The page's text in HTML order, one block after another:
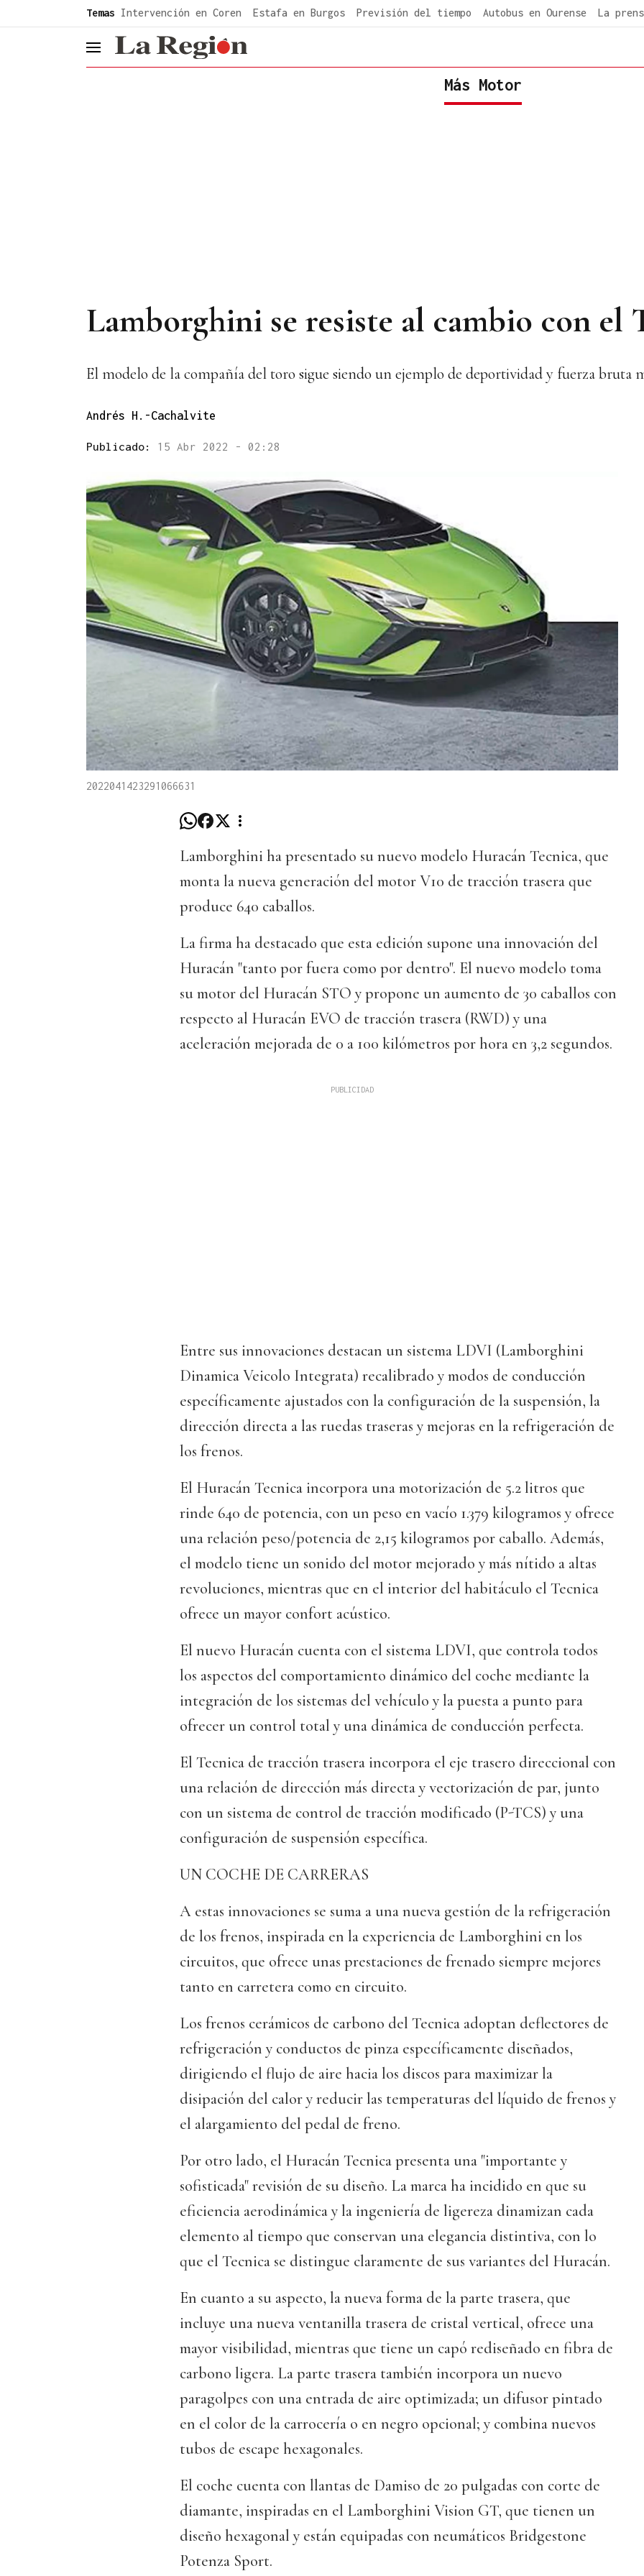
Temas Intervención en Coren Estafa en Burgos Previsión del tiempo Autobus en Ourense La
header.menu.open
Más Motor
Lamborghini se resiste al cambio con el
El modelo de la compañía del toro sigue siendo un ejemplo de deportividad y fuerza bruta
Andrés H.-Cachalvite
Publicado: 15 Abr 2022 - 02:28
2022041423291066631
Lamborghini ha presentado su nuevo modelo Huracán Tecnica, que
monta la nueva generación del motor V10 de tracción trasera que
produce 640 caballos.
La firma ha destacado que esta edición supone una innovación del
Huracán "tanto por fuera como por dentro". El nuevo modelo toma
su motor del Huracán STO y propone un aumento de 30 caballos con
respecto al Huracán EVO de tracción trasera (RWD) y una
aceleración mejorada de 0 a 100 kilómetros por hora en 3,2 segundos.
Entre sus innovaciones destacan un sistema LDVI (Lamborghini
Dinamica Veicolo Integrata) recalibrado y modos de conducción
específicamente ajustados con la configuración de la suspensión, la
dirección directa a las ruedas traseras y mejoras en la refrigeración de
los frenos.
El Huracán Tecnica incorpora una motorización de 5.2 litros que
rinde 640 de potencia, con un peso en vacío 1.379 kilogramos y ofrece
una relación peso/potencia de 2,15 kilogramos por caballo. Además,
el modelo tiene un sonido del motor mejorado y más nítido a altas
revoluciones, mientras que en el interior del habitáculo el Tecnica
ofrece un mayor confort acústico.
El nuevo Huracán cuenta con el sistema LDVI, que controla todos
los aspectos del comportamiento dinámico del coche mediante la
integración de los sistemas del vehículo y la puesta a punto para
ofrecer un control total y una dinámica de conducción perfecta.
El Tecnica de tracción trasera incorpora el eje trasero direccional con
una relación de dirección más directa y vectorización de par, junto
con un sistema de control de tracción modificado (P-TCS) y una
configuración de suspensión específica.
UN COCHE DE CARRERAS
A estas innovaciones se suma a una nueva gestión de la refrigeración
de los frenos, inspirada en la experiencia de Lamborghini en los
circuitos, que ofrece unas prestaciones de frenado siempre mejores
tanto en carretera como en circuito.
Los frenos cerámicos de carbono del Tecnica adoptan deflectores de
refrigeración y conductos de pinza específicamente diseñados,
dirigiendo el flujo de aire hacia los discos para maximizar la
disipación del calor y reducir las temperaturas del líquido de frenos y
el alargamiento del pedal de freno.
Por otro lado, el Huracán Tecnica presenta una "importante y
sofisticada" revisión de su diseño. La marca ha incidido en que su
eficiencia aerodinámica y la ingeniería de ligereza dinamizan cada
elemento al tiempo que conservan una elegancia distintiva, con lo
que el Tecnica se distingue claramente de sus variantes del Huracán.
En cuanto a su aspecto, la nueva forma de la parte trasera, que
incluye una nueva ventanilla trasera de cristal vertical, ofrece una
mayor visibilidad, mientras que tiene un capó rediseñado en fibra de
carbono ligera. La parte trasera también incorpora un nuevo
paragolpes con una entrada de aire optimizada; un difusor pintado
en el color de la carrocería o en negro opcional; y combina nuevos
tubos de escape hexagonales.
El coche cuenta con llantas de Damiso de 20 pulgadas con corte de
diamante, inspiradas en el Lamborghini Vision GT, que tienen un
diseño hexagonal y están equipadas con neumáticos Bridgestone
Potenza Sport.